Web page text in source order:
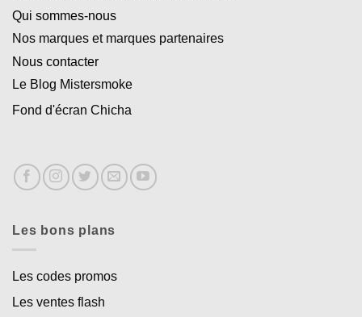
Qui sommes-nous
Nos marques et marques partenaires
Nous contacter
Le Blog Mistersmoke
Fond d'écran Chicha
Les bons plans
Les codes promos
Les ventes flash